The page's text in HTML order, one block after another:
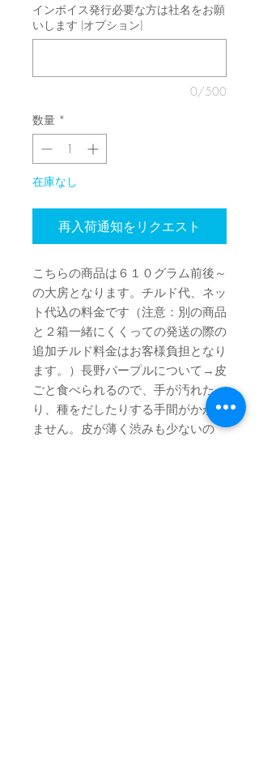
インボイス発行必要な方は社名をお願
いします (オプション)
0/500
数量 *
在庫なし
再入荷通知をリクエスト
こちらの商品は６１０グラム前後～
の大房となります。チルド代、ネッ
ト代込の料金です（注意：別の商品
と２箱一緒にくくっての発送の際の
追加チルド料金はお客様負担となり
ます。）長野パープルについて→皮
ごと食べられるので、手が汚れた
り、種をだしたりする手間がかかり
ません。皮が薄く渋みも少ないの